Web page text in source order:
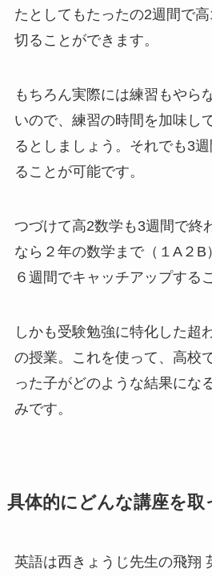
たとしてもたったの2週間で
切ることができます。
もちろん実際には練習もやら
いので、練習の時間を加味し
るとしましょう。それでも3
ることが可能です。
つづけて高2数学も3週間で終
なら２年の数学まで（１A２
６週間でキャッチアップする
しかも受験勉強に特化した超
の授業。これを使って、高校
った子がどのような結果にな
みです。
具体的にどんな講座を取
英語は西きょうじ先生の飛翔